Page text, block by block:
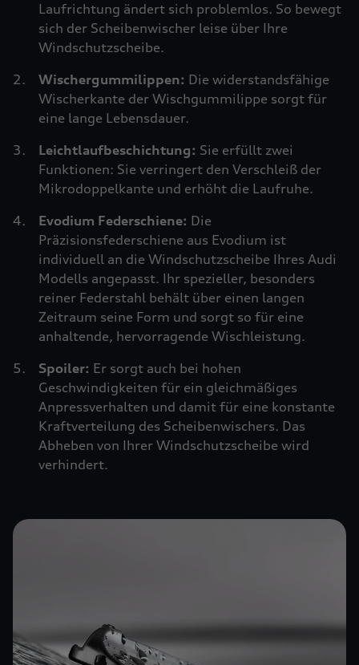
Laufrichtung ändert sich problemlos. So bewegt
sich der Scheibenwischer leise über Ihre
Windschutzscheibe.
Wischergummilippen: Die widerstandsfähige
Wischerkante der Wischgummilippe sorgt für
eine lange Lebensdauer.
Leichtlaufbeschichtung: Sie erfüllt zwei
Funktionen: Sie verringert den Verschleiß der
Mikrodoppelkante und erhöht die Laufruhe.
Evodium Federschiene: Die
Präzisionsfederschiene aus Evodium ist
individuell an die Windschutzscheibe Ihres Audi
Modells angepasst. Ihr spezieller, besonders
reiner Federstahl behält über einen langen
Zeitraum seine Form und sorgt so für eine
anhaltende, hervorragende Wischleistung.
Spoiler: Er sorgt auch bei hohen
Geschwindigkeiten für ein gleichmäßiges
Anpressverhalten und damit für eine konstante
Kraftverteilung des Scheibenwischers. Das
Abheben von Ihrer Windschutzscheibe wird
verhindert.